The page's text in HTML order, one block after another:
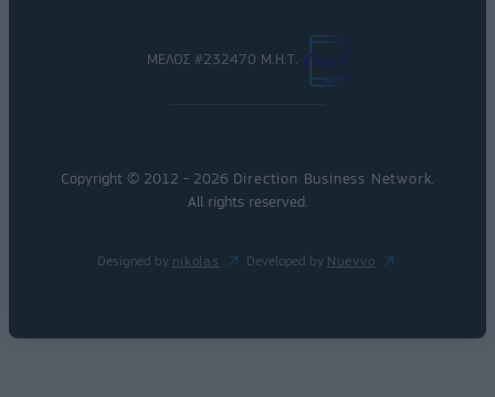
ΜΕΛΟΣ #232470 Μ.Η.Τ.
Copyright © 2012 - 2026 Direction Business Network
All rights reserved.
Designed by nikolas Developed by Nuevvo